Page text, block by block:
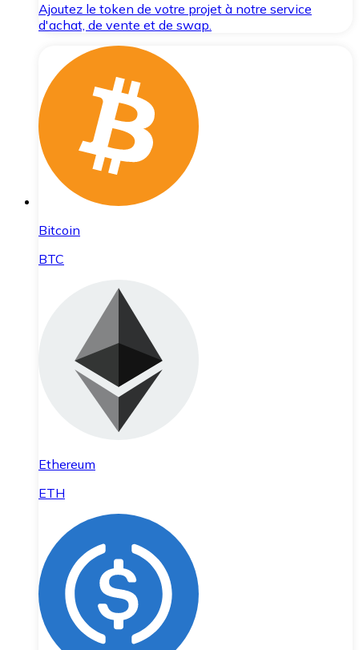
Ajoutez le token de votre projet à notre service
d'achat, de vente et de swap.
Bitcoin
BTC
Ethereum
ETH